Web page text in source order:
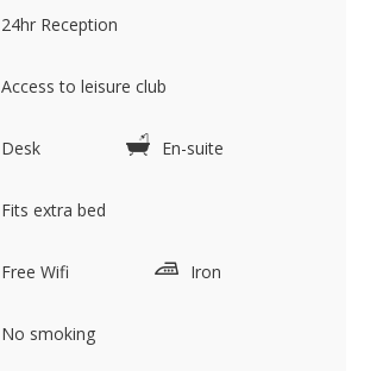
24hr Reception
Access to leisure club
Desk En-suite
Fits extra bed
Free Wifi Iron
No smoking